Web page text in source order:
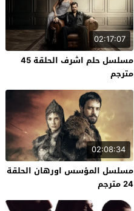
02:17:07
مسلسل حلم اشرف الحلقة 45
مترجم
02:08:34
مسلسل المؤسس اورهان الحلقة
24 مترجم